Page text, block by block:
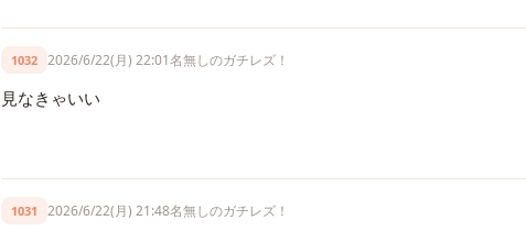
1032 2026/6/22(月) 22:01名無しのガチレズ！
見なきゃいい
1031 2026/6/22(月) 21:48名無しのガチレズ！